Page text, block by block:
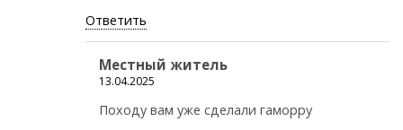
Ответить
Местный житель
13.04.2025
Походу вам уже сделали гаморру